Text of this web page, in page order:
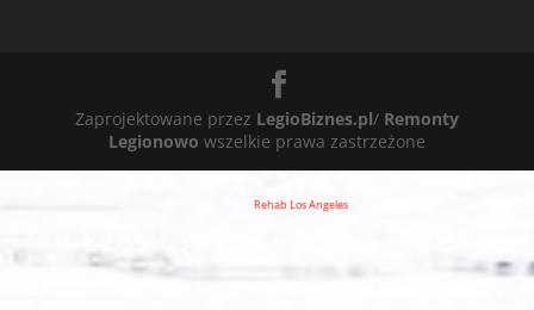
Zaprojektowane przez LegioBiznes.pl/ Remonty
Legionowo wszelkie prawa zastrzeżone
Rehab Los Angeles